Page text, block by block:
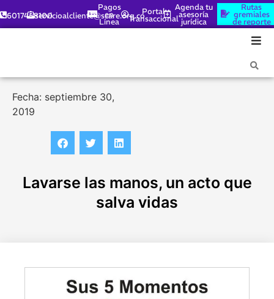
6017448100servicioalcliente@scare.org.co
Pagos
en
Línea
Portal
Transaccional
Agenda tu
asesoría
jurídica
Rutas
gremiales
de reporte
Fecha: septiembre 30,
2019
Lavarse las manos, un acto que
salva vidas